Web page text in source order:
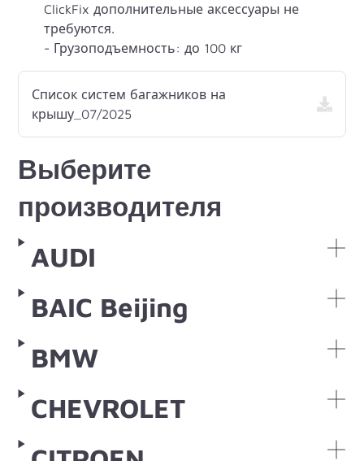
ClickFix дополнительные аксессуары не
требуются.
- Грузоподъемность: до 100 кг
Список систем багажников на
крышу_07/2025
Выберите
производителя
AUDI
BAIC Beijing
BMW
CHEVROLET